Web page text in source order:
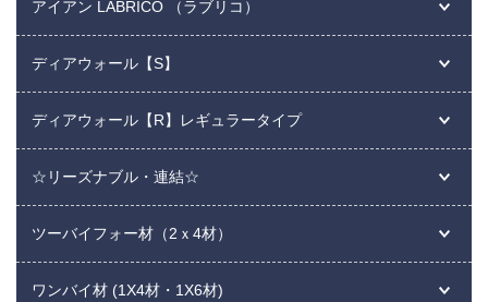
アイアン LABRICO （ラブリコ）
ディアウォール【S】
ディアウォール【R】レギュラータイプ
☆リーズナブル・連結☆
ツーバイフォー材（2ｘ4材）
ワンバイ材 (1X4材・1X6材)